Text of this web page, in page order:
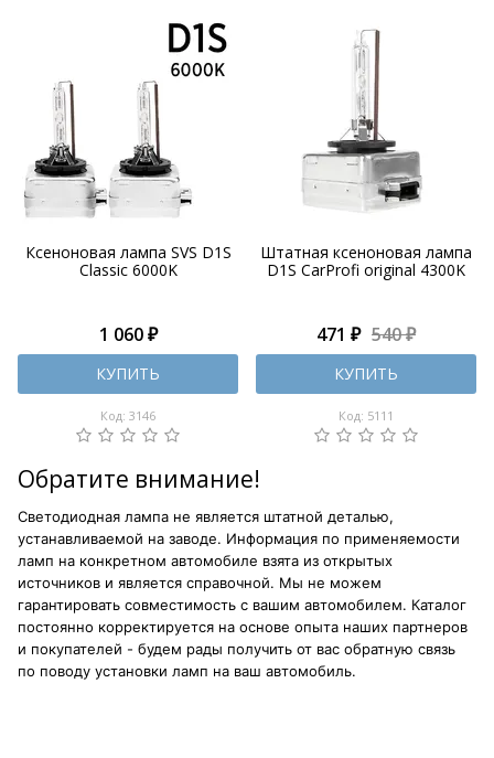
Ксеноновая лампа SVS D1S
Classic 6000K
1 060 ₽
КУПИТЬ
Код: 3146
Штатная ксеноновая лампа
D1S CarProfi original 4300K
471 ₽ 540 ₽
КУПИТЬ
Код: 5111
Обратите внимание!
Светодиодная лампа не является штатной деталью,
устанавливаемой на заводе. Информация по применяемости
ламп на конкретном автомобиле взята из открытых
источников и является справочной. Мы не можем
гарантировать совместимость с вашим автомобилем. Каталог
постоянно корректируется на основе опыта наших партнеров
и покупателей - будем рады получить от вас обратную связь
по поводу установки ламп на ваш автомобиль.